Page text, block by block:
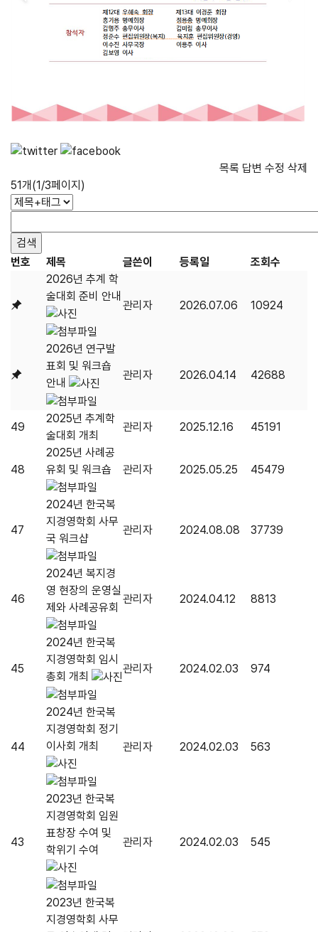
목록 답변 수정 삭제
51개(1/3페이지)
번호 제목 글쓴이 등록일
조회수
2026년 추계 학
술대회 준비 안내
관리자 2026.07.06 10924
2026년 연구발
표회 및 워크숍
안내
관리자 2026.04.14 42688
49
2025년 추계학
술대회 개최
관리자 2025.12.16 45191
48
2025년 사례공
유회 및 워크숍
관리자 2025.05.25 45479
47
2024년 한국복
지경영학회 사무
국 워크샵
관리자 2024.08.08 37739
46
2024년 복지경
영 현장의 운영실
제와 사례공유회
관리자 2024.04.12 8813
45
2024년 한국복
지경영학회 임시
총회 개최
관리자 2024.02.03 974
44
2024년 한국복
지경영학회 정기
이사회 개최
관리자 2024.02.03 563
43
2023년 한국복
지경영학회 임원
표창장 수여 및
학위기 수여
관리자 2024.02.03 545
2023년 한국복
지경영학회 사무